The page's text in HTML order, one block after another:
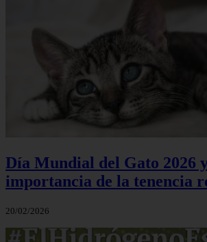
Día Mundial del Gato 2026
importancia de la tenencia
20/02/2026